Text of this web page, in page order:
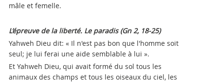
mâle et femelle.
L’épreuve de la liberté. Le paradis (Gn 2, 18-25)
Yahweh Dieu dit: « Il n'est pas bon que l'homme soit
seul; je lui ferai une aide semblable à lui ».
Et Yahweh Dieu, qui avait formé du sol tous les
animaux des champs et tous les oiseaux du ciel, les